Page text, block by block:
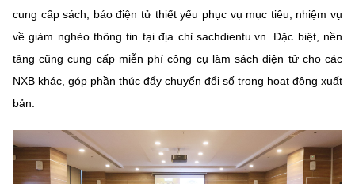
cung cấp sách, báo điện tử thiết yếu phục vụ mục tiêu, nhiệm vụ
về giảm nghèo thông tin tại địa chỉ sachdientu.vn. Đặc biệt, nền
tảng cũng cung cấp miễn phí công cụ làm sách điện tử cho các
NXB khác, góp phần thúc đẩy chuyển đổi số trong hoạt động xuất
bản.